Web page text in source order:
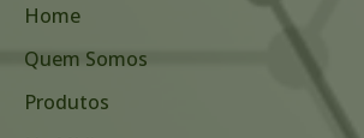
Home
Quem Somos
Produtos